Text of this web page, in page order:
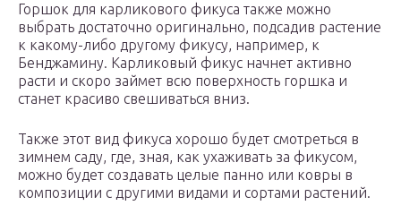
Горшок для карликового фикуса также можно
выбрать достаточно оригинально, подсадив растение
к какому-либо другому фикусу, например, к
Бенджамину. Карликовый фикус начнет активно
расти и скоро займет всю поверхность горшка и
станет красиво свешиваться вниз.
Также этот вид фикуса хорошо будет смотреться в
зимнем саду, где, зная, как ухаживать за фикусом,
можно будет создавать целые панно или ковры в
композиции с другими видами и сортами растений.